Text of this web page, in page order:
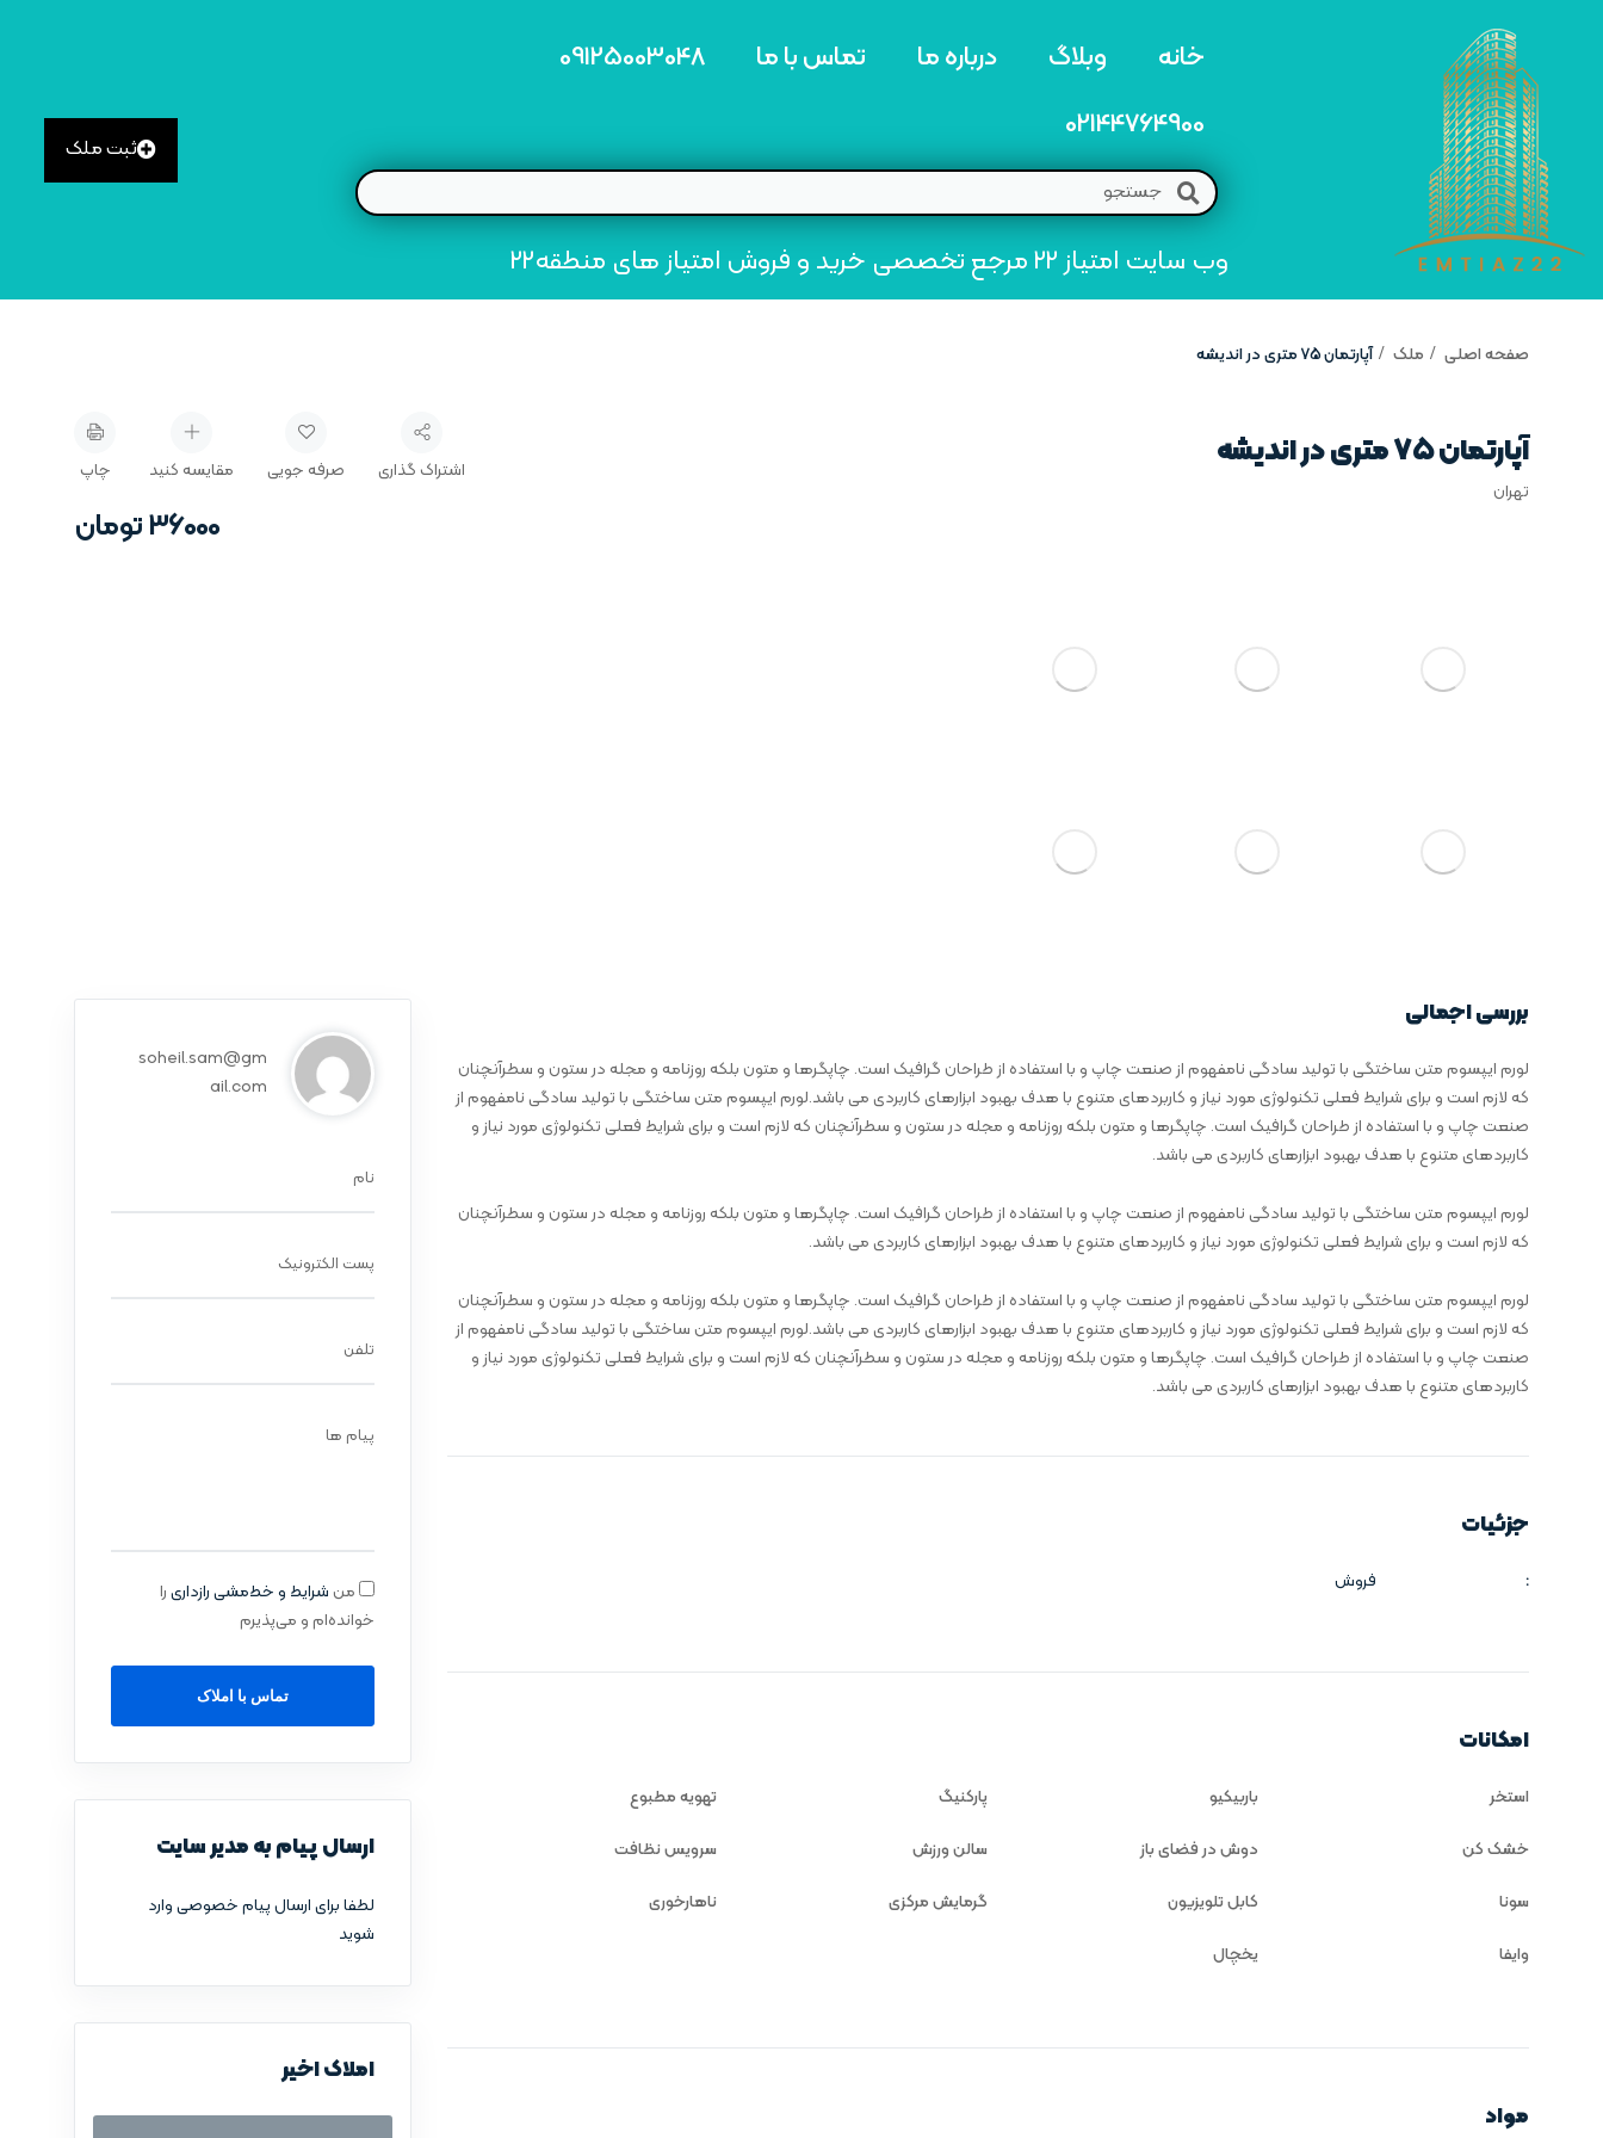
خانه وبلاگ درباره ما تماس با ما
09125003048
02144764900
وب سایت امتیاز 22 مرجع تخصصی خرید و فروش امتیاز های منطقه22
ثبت ملک
صفحه اصلی ملک آپارتمان ۷۵ متری در اندیشه
آپارتمان ۷۵ متری در اندیشه
تهران
اشتراک گذاری صرفه جویی مقایسه کنید چاپ
36000تومان
بررسی اجمالی
لورم ایپسوم متن ساختگی با تولید سادگی نامفهوم از صنعت چاپ و با استفاده از طراحان گرافیک است. چاپگرها و متون بلکه روزنامه و مجله در ستون و سطرآنچنان
که لازم است و برای شرایط فعلی تکنولوژی مورد نیاز و کاربردهای متنوع با هدف بهبود ابزارهای کاربردی می باشد.لورم ایپسوم متن ساختگی با تولید سادگی نامفهوم از
صنعت چاپ و با استفاده از طراحان گرافیک است. چاپگرها و متون بلکه روزنامه و مجله در ستون و سطرآنچنان که لازم است و برای شرایط فعلی تکنولوژی مورد نیاز و
کاربردهای متنوع با هدف بهبود ابزارهای کاربردی می باشد.
لورم ایپسوم متن ساختگی با تولید سادگی نامفهوم از صنعت چاپ و با استفاده از طراحان گرافیک است. چاپگرها و متون بلکه روزنامه و مجله در ستون و سطرآنچنان
که لازم است و برای شرایط فعلی تکنولوژی مورد نیاز و کاربردهای متنوع با هدف بهبود ابزارهای کاربردی می باشد.
لورم ایپسوم متن ساختگی با تولید سادگی نامفهوم از صنعت چاپ و با استفاده از طراحان گرافیک است. چاپگرها و متون بلکه روزنامه و مجله در ستون و سطرآنچنان
که لازم است و برای شرایط فعلی تکنولوژی مورد نیاز و کاربردهای متنوع با هدف بهبود ابزارهای کاربردی می باشد.لورم ایپسوم متن ساختگی با تولید سادگی نامفهوم از
صنعت چاپ و با استفاده از طراحان گرافیک است. چاپگرها و متون بلکه روزنامه و مجله در ستون و سطرآنچنان که لازم است و برای شرایط فعلی تکنولوژی مورد نیاز و
کاربردهای متنوع با هدف بهبود ابزارهای کاربردی می باشد.
جزئیات
: فروش
امکانات
استخر باربیکیو پارکنیگ تهویه مطبوع
خشک کن دوش در فضای باز سالن ورزش سرویس نظافت
سونا کابل تلویزیون گرمایش مرکزی ناهارخوری
وایفا یخچال
مواد
soheil.sam@gm
ail.com
نام
پست الکترونیک
تلفن
پیام ها
منشرایط و خط‌مشی رازداریرا
خوانده‌ام و می‌پذیرم
تماس با املاک
ارسال پیام به مدیر سایت
لطفا برای ارسال پیام خصوصی وارد
شوید
املاک اخیر